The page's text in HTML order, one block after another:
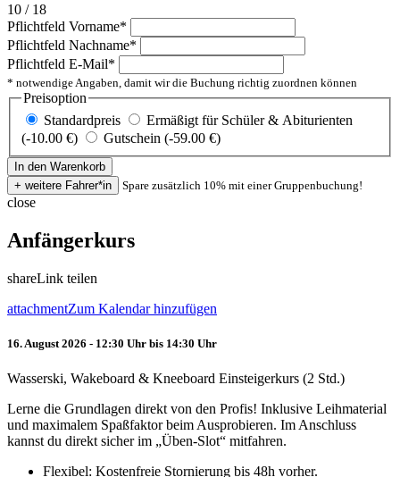
10 / 18
Pflichtfeld Vorname*
Pflichtfeld Nachname*
Pflichtfeld E-Mail*
* notwendige Angaben, damit wir die Buchung richtig zuordnen können
Preisoption
Standardpreis
Ermäßigt für Schüler & Abiturienten
(-10.00 €)
Gutschein (-59.00 €)
Spare zusätzlich 10% mit einer Gruppenbuchung!
close
Anfängerkurs
shareLink teilen
attachmentZum Kalendar hinzufügen
16. August 2026 - 12:30 Uhr bis 14:30 Uhr
Wasserski, Wakeboard & Kneeboard Einsteigerkurs (2 Std.)
Lerne die Grundlagen direkt von den Profis! Inklusive Leihmaterial
und maximalem Spaßfaktor beim Ausprobieren. Im Anschluss
kannst du direkt sicher im „Üben-Slot“ mitfahren.
Flexibel: Kostenfreie Stornierung bis 48h vorher.